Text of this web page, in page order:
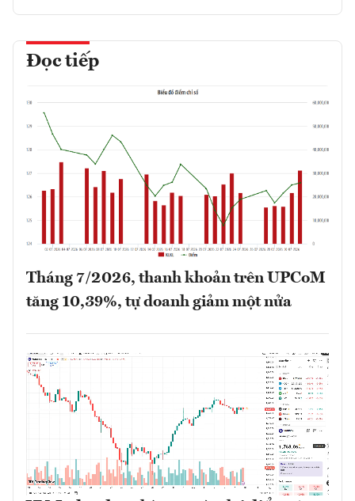
Đọc tiếp
Tháng 7/2026, thanh khoản trên UPCoM
tăng 10,39%, tự doanh giảm một nửa